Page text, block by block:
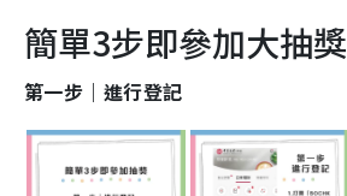
簡單3步即參加大抽獎
第一步｜進行登記